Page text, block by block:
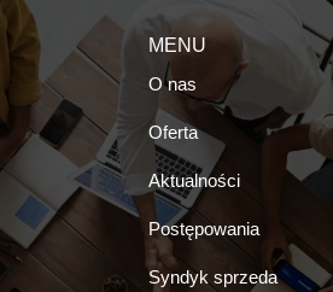
MENU
O nas
Oferta
Aktualności
Postępowania
Syndyk sprzeda